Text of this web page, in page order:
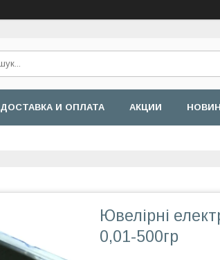
ДОСТАВКА И ОПЛАТА АКЦИИ
Ювелірні
0,01-500гр